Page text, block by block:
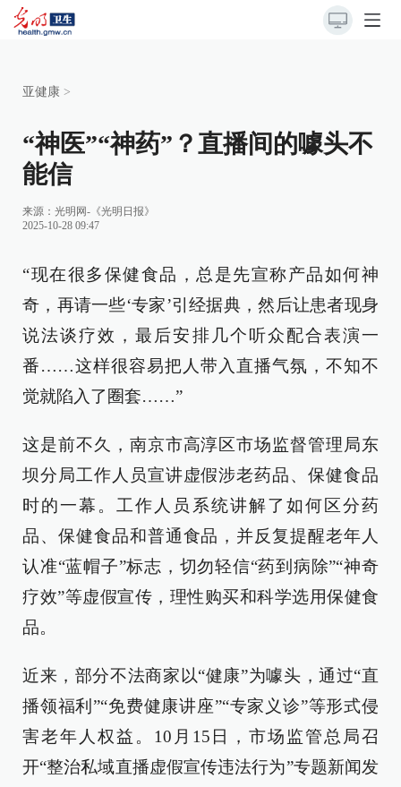
亚健康 >
“神医”“神药”？直播间的噱头不
能信
来源： 光明网-《光明日报》
2025-10-28 09:47
“现在很多保健食品，总是先宣称产品如何神
奇，再请一些‘专家’引经据典，然后让患者现身
说法谈疗效，最后安排几个听众配合表演一
番……这样很容易把人带入直播气氛，不知不
觉就陷入了圈套……”
这是前不久，南京市高淳区市场监督管理局东
坝分局工作人员宣讲虚假涉老药品、保健食品
时的一幕。工作人员系统讲解了如何区分药
品、保健食品和普通食品，并反复提醒老年人
认准“蓝帽子”标志，切勿轻信“药到病除”“神奇
疗效”等虚假宣传，理性购买和科学选用保健食
品。
近来，部分不法商家以“健康”为噱头，通过“直
播领福利”“免费健康讲座”“专家义诊”等形式侵
害老年人权益。10月15日，市场监管总局召
开“整治私域直播虚假宣传违法行为”专题新闻发